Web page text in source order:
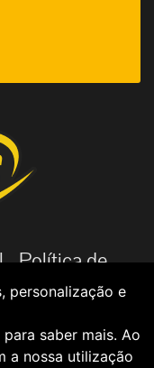
|Política de
|Aviso
|
personalização e
para saber mais. Ao
a nossa utilização